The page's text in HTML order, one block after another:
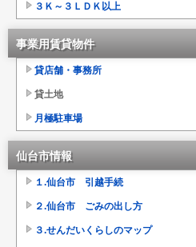
３Ｋ～３ＬＤＫ以上
事業用賃貸物件
貸店舗・事務所
貸土地
月極駐車場
仙台市情報
１.仙台市 引越手続
２.仙台市 ごみの出し方
３.せんだいくらしのマップ